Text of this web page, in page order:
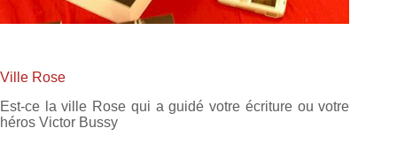
Ville Rose
Est-ce la ville Rose qui a guidé votre écriture ou votre
héros Victor Bussy